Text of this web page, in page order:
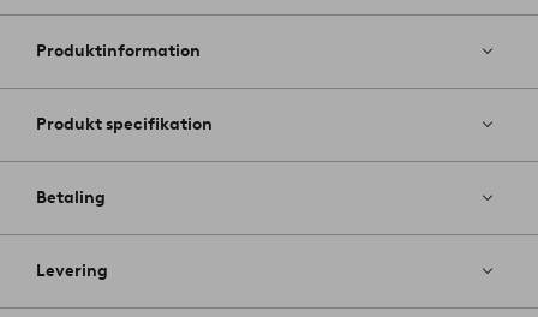
til
Produktinformation
Produkt specifikation
Betaling
Levering